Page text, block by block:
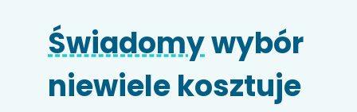
Kod HSŚwiadomywybór
niewiele kosztuje